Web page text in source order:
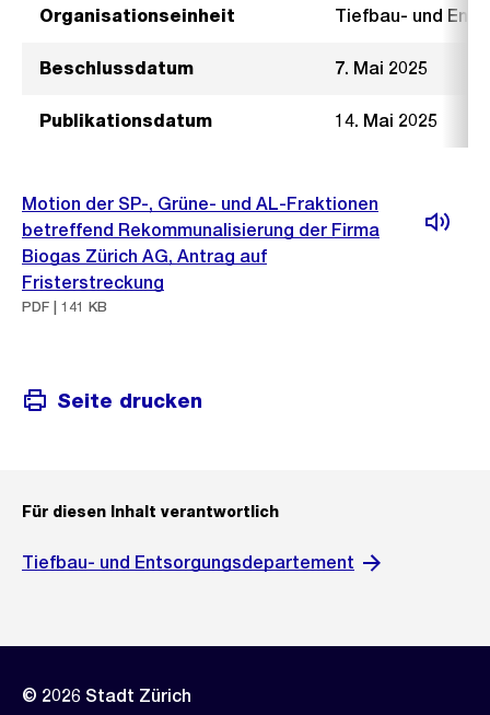
Organisationseinheit Tiefbau- und
Beschlussdatum 7. Mai 2025
Publikationsdatum 14. Mai 2025
Motion der SP-, Grüne- und AL-Fraktionen
betreffend Rekommunalisierung der Firma
Biogas Zürich AG, Antrag auf
Fristerstreckung
PDF | 141 KB
Seite drucken
Für diesen Inhalt verantwortlich
Tiefbau- und Entsorgungsdepartement
© 2026 Stadt Zürich